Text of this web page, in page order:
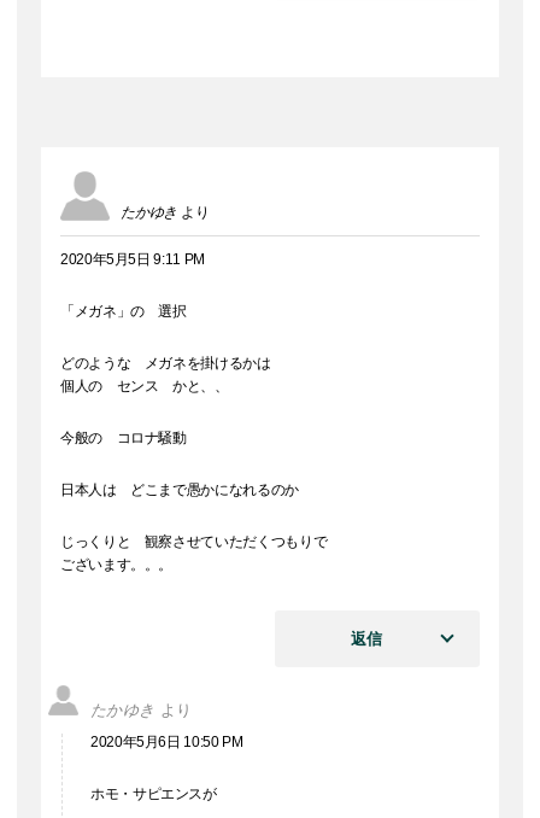
たかゆき より
2020年5月5日 9:11 PM
「メガネ」の 選択
どのような メガネを掛けるかは
個人の センス かと、、
今般の コロナ騒動
日本人は どこまで愚かになれるのか
じっくりと 観察させていただくつもりで
ございます。。。
返信
たかゆき より
2020年5月6日 10:50 PM
ホモ・サピエンスが